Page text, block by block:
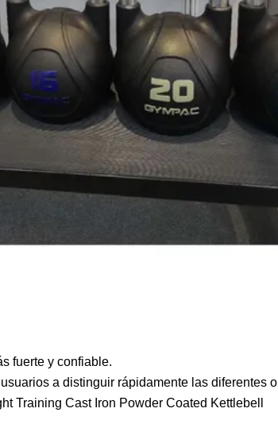
fuerte y confiable.
a distinguir rápidamente las diferentes